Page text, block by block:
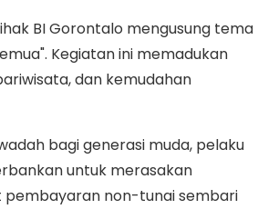
BI Gorontalo mengusung tema
Kegiatan ini memadukan
dan kemudahan
bagi generasi muda, pelaku
untuk merasakan
pembayaran non-tunai sembari